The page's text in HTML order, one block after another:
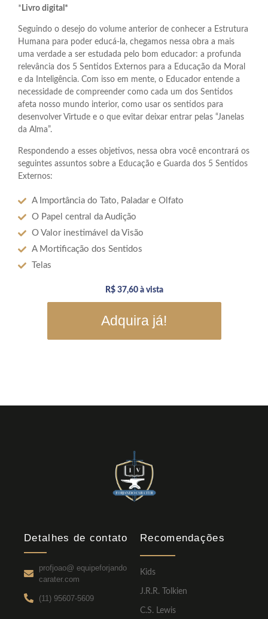
* Livro digital*
Seguindo o desejo do volume anterior de conhecer a Estrutura
Humana para poder educá-la, chegamos nessa obra a mais
uma verdade a ser estudada pelo bom educador: a profunda
relevância dos 5 Sentidos Externos para a Educação da Moral
e da Inteligência. Com isso em mente, o Educador entende a
necessidade de compreender como cada um dos Sentidos
afeta nosso mundo interior, como usar os sentidos para
desenvolver Virtude e o que evitar deixar entrar pelas “Janelas
da Alma”.
Respondendo a esses objetivos, nessa obra você encontrará os
seguintes assuntos sobre a Educação e Guarda dos 5 Sentidos
Externos:
A Importância do Tato, Paladar e Olfato
O Papel central da Audição
O Valor inestimável da Visão
A Mortificação dos Sentidos
Telas
R$ 37,60 à vista
Adquira já!
Detalhes de contato
profjoao@ equipeforjando
carater.com
(11) 95607-5609
Recomendações
Kids
J.R.R. Tolkien
C.S. Lewis